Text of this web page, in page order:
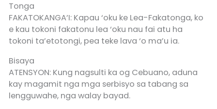
Tonga
FAKATOKANGA’I: Kapau ‘oku ke Lea-Fakatonga, ko
e kau tokoni fakatonu lea ‘oku nau fai atu ha
tokoni ta’etotongi, pea teke lava ‘o ma’u ia.
Bisaya
ATENSYON: Kung nagsulti ka og Cebuano, aduna
kay magamit nga mga serbisyo sa tabang sa
lengguwahe, nga walay bayad.